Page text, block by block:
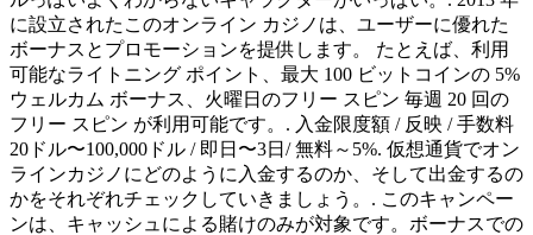
に設立されたこのオンライン カジノは、ユーザーに優れた
ボーナスとプロモーションを提供します。 たとえば、利用
可能なライトニング ポイント、最大 100 ビットコインの 5%
ウェルカム ボーナス、火曜日のフリー スピン 毎週 20 回の
フリー スピン が利用可能です。. 入金限度額 / 反映 / 手数料
20ドル〜100,000ドル / 即日〜3日/ 無料～5%. 仮想通貨でオン
ラインカジノにどのように入金するのか、そして出金するの
かをそれぞれチェックしていきましょう。. このキャンペー
ンは、キャッシュによる賭けのみが対象です。ボーナスでの